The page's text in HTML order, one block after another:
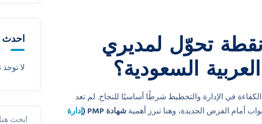
ماذا تُعد شهادة PMP نقطة تحوّل لمديري
السعودية؟
في الإدارة والتخطيط شرطًا أساسيًا للنجاح. لم تعد
أمام الفرص الجديدة، وهنا تبرز أهميةشهادة PMP (
إدارة
احدث
لا